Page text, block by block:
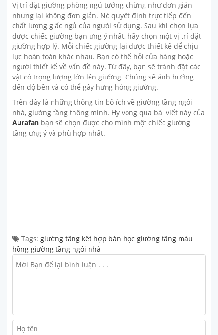
Vị trí đặt giường phòng ngủ tưởng chừng như đơn giản
nhưng lại không đơn giản. Nó quyết định trực tiếp đến
chất lượng giấc ngủ của người sử dụng. Sau khi chọn lựa
được chiếc giường bạn ưng ý nhất, hãy chọn một vị trí đặt
giường hợp lý. Mỗi chiếc giường lại được thiết kế để chịu
lực hoàn toàn khác nhau. Bạn có thể hỏi cửa hàng hoặc
người thiết kế về vấn đề này. Từ đây, bạn sẽ tránh đặt các
vật có trọng lượng lớn lên giường. Chúng sẽ ảnh hưởng
đến độ bền và có thể gây hưng hỏng giường.
Trên đây là những thông tin bổ ích về giường tầng ngôi
nhà, giường tầng thông minh. Hy vọng qua bài viết này của
Aurafan bạn sẽ chọn được cho mình một chiếc giường
tầng ưng ý và phù hợp nhất.
Tags: giường tầng kết hợp bàn học giường tầng màu
hồng giường tầng ngôi nhà